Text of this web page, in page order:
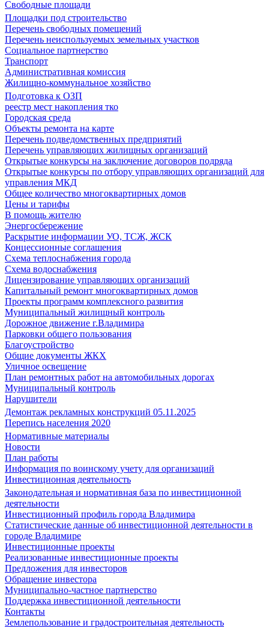
Свободные площади
Площадки под строительство
Перечень свободных помещений
Перечень неиспользуемых земельных участков
Социальное партнерство
Транспорт
Административная комиссия
Жилищно-коммунальное хозяйство
Подготовка к ОЗП
реестр мест накопления тко
Городская среда
Объекты ремонта на карте
Перечень подведомственных предприятий
Перечень управляющих жилищных организаций
Открытые конкурсы на заключение договоров подряда
Открытые конкурсы по отбору управляющих организаций для
управления МКД
Общее количество многоквартирных домов
Цены и тарифы
В помощь жителю
Энергосбережение
Раскрытие информации УО, ТСЖ, ЖСК
Концессионные соглашения
Схема теплоснабжения города
Схема водоснабжения
Лицензирование управляющих организаций
Капитальный ремонт многоквартирных домов
Проекты программ комплексного развития
Муниципальный жилищный контроль
Дорожное движение г.Владимира
Парковки общего пользования
Благоустройство
Общие документы ЖКХ
Уличное освещение
План ремонтных работ на автомобильных дорогах
Муниципальный контроль
Нарушители
Демонтаж рекламных конструкций 05.11.2025
Перепись населения 2020
Нормативные материалы
Новости
План работы
Информация по воинскому учету для организаций
Инвестиционная деятельность
Законодательная и нормативная база по инвестиционной
деятельности
Инвестиционный профиль города Владимира
Статистические данные об инвестиционной деятельности в
городе Владимире
Инвестиционные проекты
Реализованные инвестиционные проекты
Предложения для инвесторов
Обращение инвестора
Муниципально-частное партнерство
Поддержка инвестиционной деятельности
Контакты
Землепользование и градостроительная деятельность